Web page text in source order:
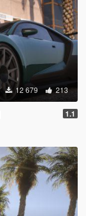
12 679 213
1.1